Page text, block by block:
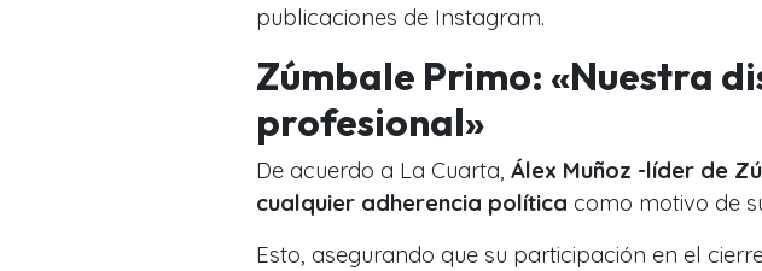
publicaciones de Instagram.
Zúmbale Primo: «Nuestra
profesional»
De acuerdo a La Cuarta, Álex Muñoz -líder de
cualquier adherencia política como motivo de
Esto, asegurando que su participación en el